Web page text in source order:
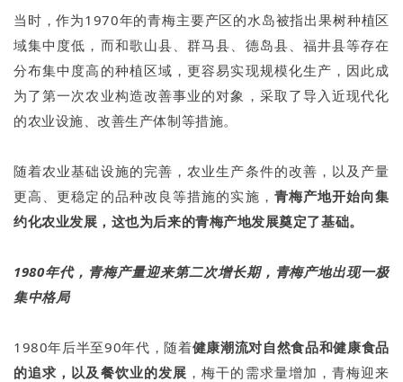
当时，作为1970年的青梅主要产区的水岛被指出果树种植区
域集中度低，而和歌山县、群马县、德岛县、福井县等存在
分布集中度高的种植区域，更容易实现规模化生产，因此成
为了第一次农业构造改善事业的对象，采取了导入近现代化
的农业设施、改善生产体制等措施。
随着农业基础设施的完善，农业生产条件的改善，以及产量
更高、更稳定的品种改良等措施的实施， 青梅产地开始向集
约化农业发展，这也为后来的青梅产地发展奠定了基础。
1980年代，青梅产量迎来第二次增长期，青梅产地出现一极
集中格局
1980年后半至90年代，随着健康潮流对自然食品和健康食品
的追求，以及餐饮业的发展 ，梅干的需求量增加，青梅迎来